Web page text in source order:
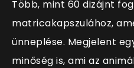
Több, mint 60 dizájnt
matricakapszulához,
ünneplése. Megjelent
minőség is, ami az